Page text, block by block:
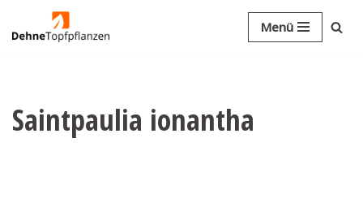
Zum
Menü
Saintpaulia ionantha